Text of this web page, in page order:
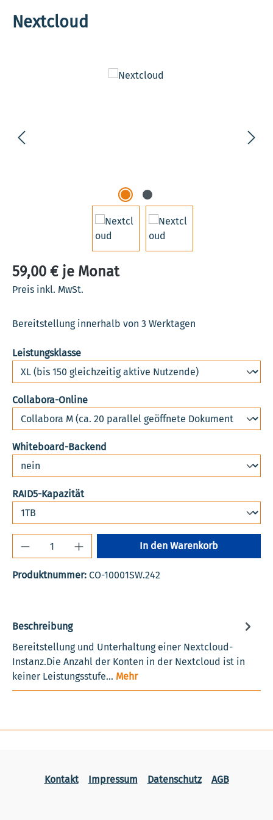
Nextcloud
Bildergalerie überspringen
59,00 € je Monat
Preis inkl. MwSt.
Bereitstellung innerhalb von 3 Werktagen
Leistungsklasseauswählen
Collabora-Onlineauswählen
Whiteboard-Backend
RAID5-Kapazitätauswählen
Produkt Anzahl: Gib den gewünschten
In den Warenkorb
Produktnummer: CO-10001SW.242
Beschreibung
Bereitstellung und Unterhaltung einer Nextcloud-
Instanz.Die Anzahl der Konten in der Nextcloud ist in
keiner Leistungsstufe… Mehr
Kontakt Impressum Datenschutz AGB